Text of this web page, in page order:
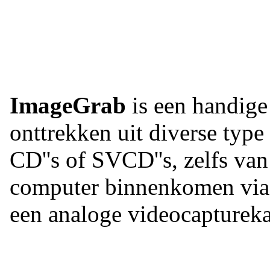
ImageGrab is een
onttrekken uit diverse
CD''s of SVCD''s, zelfs
computer binnenkomen
een analoge